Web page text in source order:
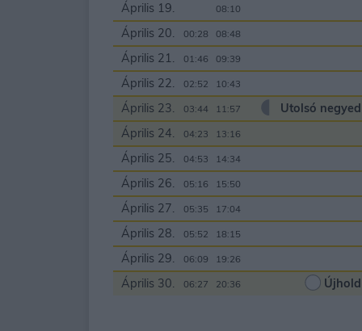
Április 19. 08:10
Április 20. 00:28 08:48
Április 21. 01:46 09:39
Április 22. 02:52 10:43
Április 23. 03:44 11:57
Utolsó negyed
Április 24.
04:23 13:16
Április 25. 04:53 14:34
Április 26. 05:16 15:50
Április 27. 05:35 17:04
Április 28. 05:52 18:15
Április 29. 06:09 19:26
Április 30. 06:27 20:36 Újhold